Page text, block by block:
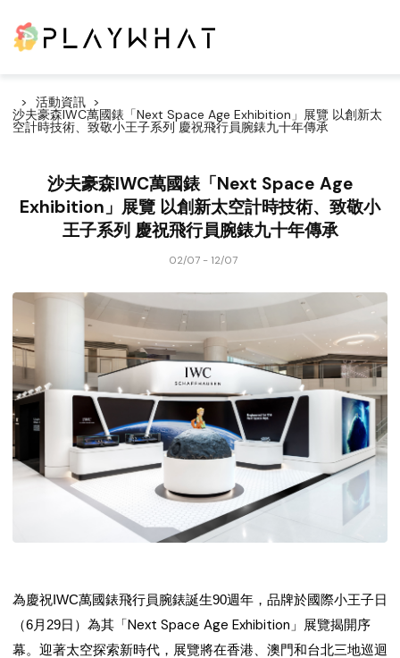
活動資訊
沙夫豪森IWC萬國錶「Next Space Age Exhibition」展覽 以創新太
空計時技術、致敬小王子系列 慶祝飛行員腕錶九十年傳承
沙夫豪森IWC萬國錶「Next Space Age
Exhibition」展覽 以創新太空計時技術、致敬小
王子系列 慶祝飛行員腕錶九十年傳承
02/07 - 12/07
為慶祝IWC萬國錶飛行員腕錶誕生90週年，品牌於國際小王子日
（6月29日）為其 「Next Space Age Exhibition」展覽揭開序
幕。迎著太空探索新時代，展覽將在香港、澳門和台北三地巡迴